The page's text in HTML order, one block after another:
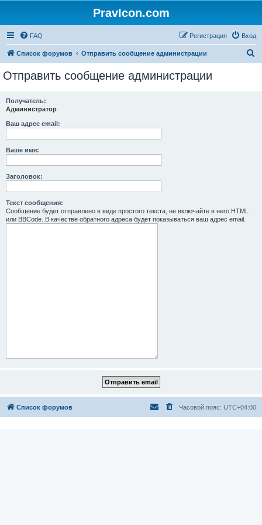
PravIcon.com
FAQ Вход
Регистрация
Список форумов Отправить сообщение администрации
Отправить сообщение администрации
Получатель:
Администратор
Ваш адрес email:
Ваше имя:
Заголовок:
Текст сообщения:
Сообщение будет отправлено в виде простого текста, не включайте в него HTML
или BBCode. В качестве обратного адреса будет показываться ваш адрес email.
Список форумов Часовой пояс: UTC+04:00